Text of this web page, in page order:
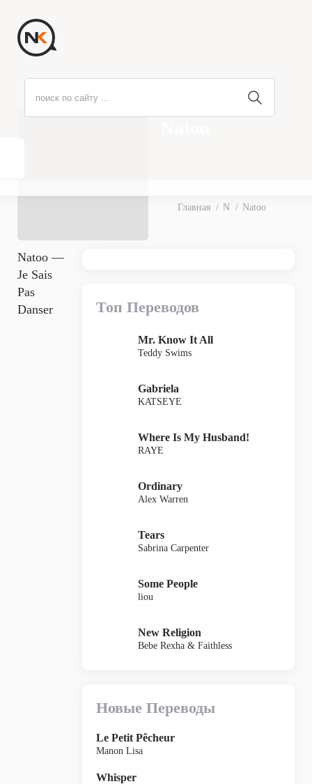
Главная N Natoo
Natoo —
Je Sais
Pas
Danser
Топ Переводов
Mr. Know It All
Teddy Swims
Gabriela
KATSEYE
Where Is My Husband!
RAYE
Ordinary
Alex Warren
Tears
Sabrina Carpenter
Some People
liou
New Religion
Bebe Rexha & Faithless
Новые Переводы
Le Petit Pêcheur
Manon Lisa
Whisper